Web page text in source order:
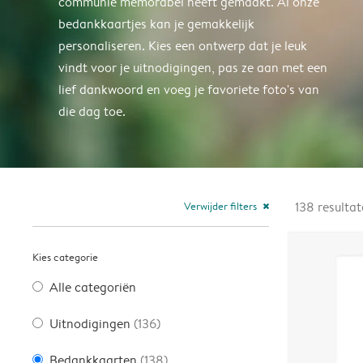
bedankkaartjes kan je gemakkelijk
personaliseren. Kies een ontwerp dat je leuk
vindt voor je uitnodigingen, pas ze aan met een
lief dankwoord en voeg je favoriete foto's van
die dag toe.
Verwijder filters close
Kies categorie
Alle categoriën
Uitnodigingen (136)
138